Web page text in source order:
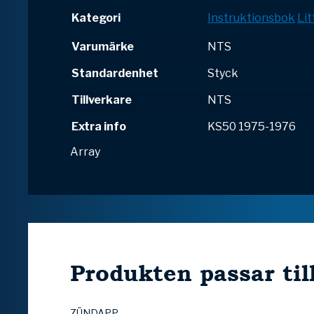
Kategori
Instruktionsbok
Varumärke
NTS
Standardenhet
Styck
Tillverkare
NTS
Extra info
KS50 1975-1976
Array
Produkten passar